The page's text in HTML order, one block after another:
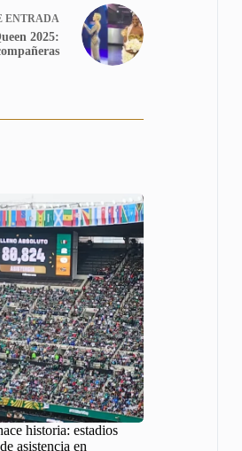
ENTRADA
2025:
historia: estadios
asistencia en